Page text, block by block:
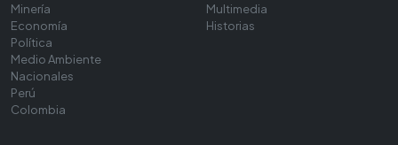
Minería
Economía
Política
Medio Ambiente
Nacionales
Perú
Colombia
Multimedia
Historias